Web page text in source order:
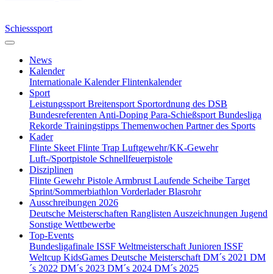
Schiesssport
News
Kalender
Internationale KalenderFlintenkalender
Sport
Leistungssport Breitensport Sportordnung des DSB
Bundesreferenten Anti-Doping Para-Schießsport Bundesliga
Rekorde Trainingstipps Themenwochen Partner des Sports
Kader
Flinte Skeet Flinte Trap Luftgewehr/KK-Gewehr
Luft-/Sportpistole Schnellfeuerpistole
Disziplinen
Flinte GewehrPistole Armbrust Laufende Scheibe Target
Sprint/Sommerbiathlon VorderladerBlasrohr
Ausschreibungen 2026
Deutsche Meisterschaften Ranglisten Auszeichnungen Jugend
Sonstige Wettbewerbe
Top-Events
Bundesligafinale ISSF Weltmeisterschaft Junioren ISSF
Weltcup KidsGames Deutsche Meisterschaft DM´s 2021 DM
´s 2022 DM´s 2023 DM´s 2024 DM´s 2025